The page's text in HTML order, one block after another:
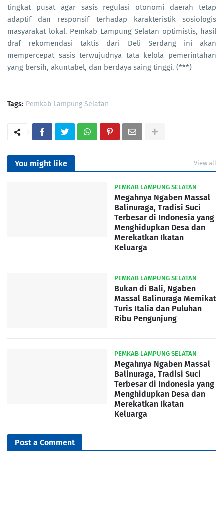
tingkat pusat agar sasis regulasi otonomi daerah tetap
adaptif dan responsif terhadap karakteristik sosiologis
masyarakat lokal. Pemkab Lampung Selatan optimistis, hasil
draf rekomendasi taktis dari Deli Serdang ini akan
mempercepat sasis terwujudnya tata kelola pemerintahan
yang bersih, akuntabel, dan berdaya saing tinggi. (***)
Tags: Pemkab Lampung Selatan
You might like View all
PEMKAB LAMPUNG SELATAN
Megahnya Ngaben Massal
Balinuraga, Tradisi Suci
Terbesar di Indonesia yang
Menghidupkan Desa dan
Merekatkan Ikatan
Keluarga
PEMKAB LAMPUNG SELATAN
Bukan di Bali, Ngaben
Massal Balinuraga Memikat
Turis Italia dan Puluhan
Ribu Pengunjung
PEMKAB LAMPUNG SELATAN
Megahnya Ngaben Massal
Balinuraga, Tradisi Suci
Terbesar di Indonesia yang
Menghidupkan Desa dan
Merekatkan Ikatan
Keluarga
Post a Comment